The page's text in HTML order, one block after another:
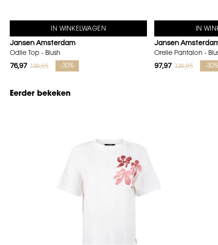
IN WINKELWAGEN
Jansen Amsterdam
Odile Top - Blush
76,97 109,95 -30%
IN
Jansen
Orelie Pantalon -
97,97 139,95 -
Eerder bekeken